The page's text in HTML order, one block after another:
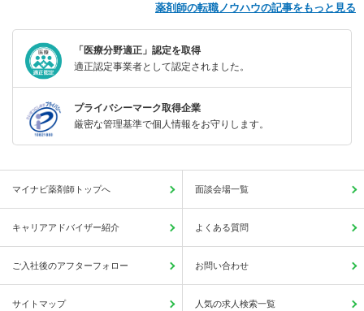
薬剤師の転職ノウハウの記事をもっと見る
「医療分野適正」認定を取得
適正認定事業者として認定されました。
プライバシーマーク取得企業
厳密な管理基準で個人情報をお守りします。
マイナビ薬剤師トップへ 面談会場一覧
キャリアアドバイザー紹介 よくある質問
ご入社後のアフターフォロー お問い合わせ
サイトマップ 人気の求人検索一覧